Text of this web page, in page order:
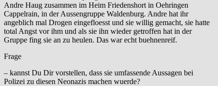
Andre Haug zusammen im Heim Friedenshort in Oehringen
Cappelrain, in der Aussengruppe Waldenburg. Andre hat ihr
angeblich mal Drogen eingefloesst und sie willig gemacht, sie hatte
total Angst vor ihm und als sie ihn wieder getroffen hat in der
Gruppe fing sie an zu heulen. Das war echt buehnenreif.
Frage
– kannst Du Dir vorstellen, dass sie umfassende Aussagen bei
Polizei zu diesen Neonazis machen wuerde?